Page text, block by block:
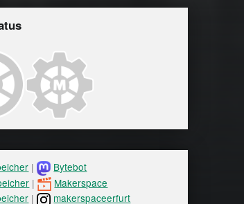
|
Bytebot
|
Makerspace
|
makerspaceerfurt